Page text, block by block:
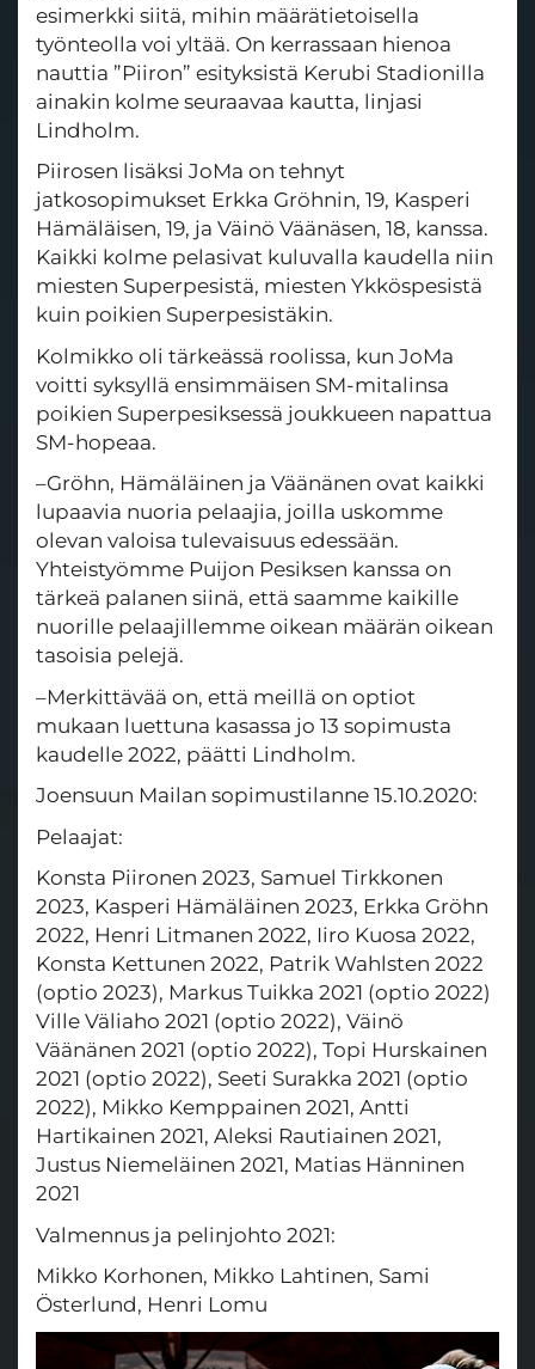
esimerkki siitä, mihin määrätietoisella
työnteolla voi yltää. On kerrassaan hienoa
nauttia ”Piiron” esityksistä Kerubi Stadionilla
ainakin kolme seuraavaa kautta, linjasi
Lindholm.
Piirosen lisäksi JoMa on tehnyt
jatkosopimukset Erkka Gröhnin, 19, Kasperi
Hämäläisen, 19, ja Väinö Väänäsen, 18, kanssa.
Kaikki kolme pelasivat kuluvalla kaudella niin
miesten Superpesistä, miesten Ykköspesistä
kuin poikien Superpesistäkin.
Kolmikko oli tärkeässä roolissa, kun JoMa
voitti syksyllä ensimmäisen SM-mitalinsa
poikien Superpesiksessä joukkueen napattua
SM-hopeaa.
–Gröhn, Hämäläinen ja Väänänen ovat kaikki
lupaavia nuoria pelaajia, joilla uskomme
olevan valoisa tulevaisuus edessään.
Yhteistyömme Puijon Pesiksen kanssa on
tärkeä palanen siinä, että saamme kaikille
nuorille pelaajillemme oikean määrän oikean
tasoisia pelejä.
–Merkittävää on, että meillä on optiot
mukaan luettuna kasassa jo 13 sopimusta
kaudelle 2022, päätti Lindholm.
Joensuun Mailan sopimustilanne 15.10.2020:
Pelaajat:
Konsta Piironen 2023, Samuel Tirkkonen
2023, Kasperi Hämäläinen 2023, Erkka Gröhn
2022, Henri Litmanen 2022, Iiro Kuosa 2022,
Konsta Kettunen 2022, Patrik Wahlsten 2022
(optio 2023), Markus Tuikka 2021 (optio 2022)
Ville Väliaho 2021 (optio 2022), Väinö
Väänänen 2021 (optio 2022), Topi Hurskainen
2021 (optio 2022), Seeti Surakka 2021 (optio
2022), Mikko Kemppainen 2021, Antti
Hartikainen 2021, Aleksi Rautiainen 2021,
Justus Niemeläinen 2021, Matias Hänninen
2021
Valmennus ja pelinjohto 2021:
Mikko Korhonen, Mikko Lahtinen, Sami
Österlund, Henri Lomu